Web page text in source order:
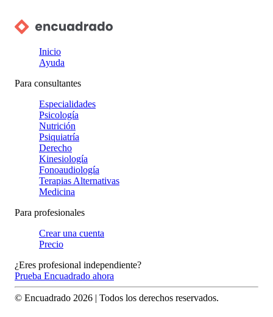
Inicio
Ayuda
Para consultantes
Especialidades
Psicología
Nutrición
Psiquiatría
Derecho
Kinesiología
Fonoaudiología
Terapias Alternativas
Medicina
Para profesionales
Crear una cuenta
Precio
¿Eres profesional independiente?
Prueba Encuadrado ahora
© Encuadrado 2026 | Todos los derechos reservados.